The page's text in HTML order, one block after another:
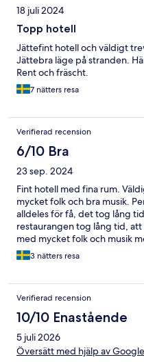
18 juli 2024
Topp hotell
Jättefint hotell och väldigt
Jättebra läge på stranden.
Rent och fräscht.
7 nätters resa
Verifierad recension
6/10 Bra
23 sep. 2024
Fint hotell med fina rum.
mycket folk och bra musik.
alldeles för få, det tog lång
restaurangen tog lång tid,
med mycket folk och musik
lyhörda.
3 nätters resa
Verifierad recension
10/10 Enastående
5 juli 2026
Översätt med hjälp av Google